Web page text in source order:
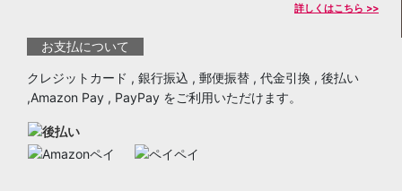
詳しくはこちら >>
お支払について
クレジットカード , 銀行振込 , 郵便振替 , 代金引換 , 後払い
,Amazon Pay , PayPay をご利用いただけます。